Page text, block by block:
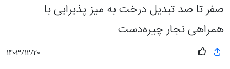
صفر تا صد تبدیل درخت به میز پذیرایی با
همراهی نجار چیره‌دست
1403/12/20